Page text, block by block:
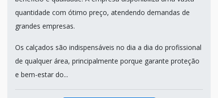
quantidade com ótimo preço, atendendo demandas de
grandes empresas.
Os calçados são indispensáveis no dia a dia do profissional
de qualquer área, principalmente porque garante proteção
e bem-estar do...